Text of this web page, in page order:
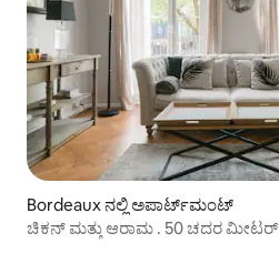
Bordeaux ನಲ್ಲಿ ಅಪಾರ್ಟ್‌ಮಂಟ್
ಚಿಕನ್ ಮತ್ತು ಆರಾಮ . 50 ಚದರ ಮೀಟರ್